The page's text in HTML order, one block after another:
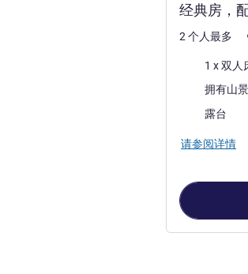
经典房，
2 个人最多
床上用品1 x 双人
大部分的住宿:
露台
请参阅详情